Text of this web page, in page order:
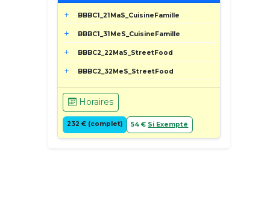
BBBC1_21MaS_CuisineFamille
BBBC1_31MeS_CuisineFamille
BBBC2_22MaS_StreetFood
BBBC2_32MeS_StreetFood
Horaires
232 € (complet) 54 € Si Exempté